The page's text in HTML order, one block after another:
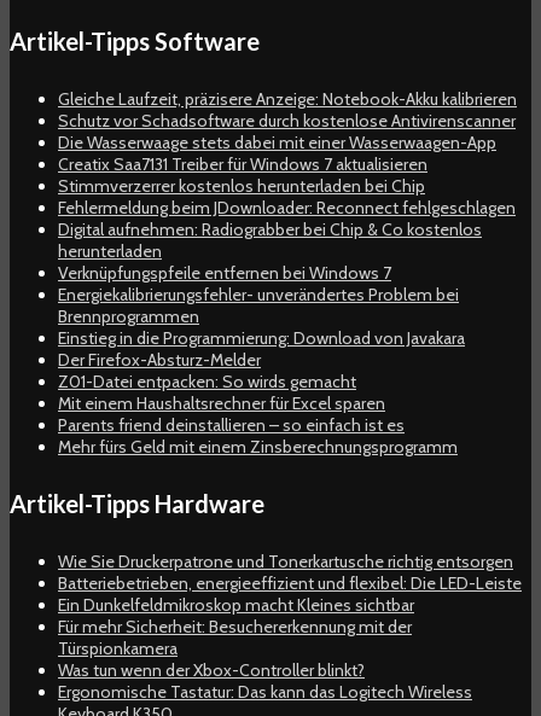
Artikel-Tipps Software
Gleiche Laufzeit, präzisere Anzeige: Notebook-Akku kalibrieren
Schutz vor Schadsoftware durch kostenlose Antivirenscanner
Die Wasserwaage stets dabei mit einer Wasserwaagen-App
Creatix Saa7131 Treiber für Windows 7 aktualisieren
Stimmverzerrer kostenlos herunterladen bei Chip
Fehlermeldung beim JDownloader: Reconnect fehlgeschlagen
Digital aufnehmen: Radiograbber bei Chip & Co kostenlos
herunterladen
Verknüpfungspfeile entfernen bei Windows 7
Energiekalibrierungsfehler- unverändertes Problem bei
Brennprogrammen
Einstieg in die Programmierung: Download von Javakara
Der Firefox-Absturz-Melder
Z01-Datei entpacken: So wirds gemacht
Mit einem Haushaltsrechner für Excel sparen
Parents friend deinstallieren – so einfach ist es
Mehr fürs Geld mit einem Zinsberechnungsprogramm
Artikel-Tipps Hardware
Wie Sie Druckerpatrone und Tonerkartusche richtig entsorgen
Batteriebetrieben, energieeffizient und flexibel: Die LED-Leiste
Ein Dunkelfeldmikroskop macht Kleines sichtbar
Für mehr Sicherheit: Besuchererkennung mit der
Türspionkamera
Was tun wenn der Xbox-Controller blinkt?
Ergonomische Tastatur: Das kann das Logitech Wireless